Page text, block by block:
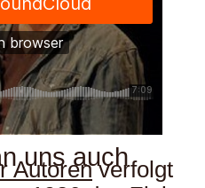
uns auch
uns auch
Autorenverfolgt